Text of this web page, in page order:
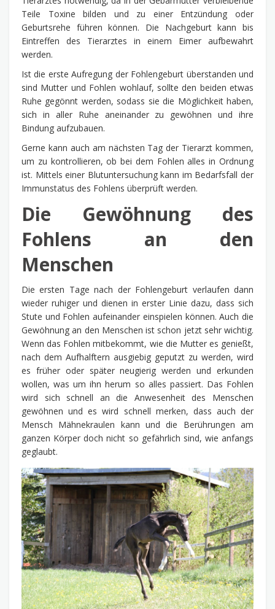
Teile Toxine bilden und zu einer Entzündung oder
Geburtsrehe führen können. Die Nachgeburt kann bis
Eintreffen des Tierarztes in einem Eimer aufbewahrt
werden.
Ist die erste Aufregung der Fohlengeburt überstanden und
sind Mutter und Fohlen wohlauf, sollte den beiden etwas
Ruhe gegönnt werden, sodass sie die Möglichkeit haben,
sich in aller Ruhe aneinander zu gewöhnen und ihre
Bindung aufzubauen.
Gerne kann auch am nächsten Tag der Tierarzt kommen,
um zu kontrollieren, ob bei dem Fohlen alles in Ordnung
ist. Mittels einer Blutuntersuchung kann im Bedarfsfall der
Immunstatus des Fohlens überprüft werden.
Die Gewöhnung des
Fohlens an den
Menschen
Die ersten Tage nach der Fohlengeburt verlaufen dann
wieder ruhiger und dienen in erster Linie dazu, dass sich
Stute und Fohlen aufeinander einspielen können. Auch die
Gewöhnung an den Menschen ist schon jetzt sehr wichtig.
Wenn das Fohlen mitbekommt, wie die Mutter es genießt,
nach dem Aufhalftern ausgiebig geputzt zu werden, wird
es früher oder später neugierig werden und erkunden
wollen, was um ihn herum so alles passiert. Das Fohlen
wird sich schnell an die Anwesenheit des Menschen
gewöhnen und es wird schnell merken, dass auch der
Mensch Mähnekraulen kann und die Berührungen am
ganzen Körper doch nicht so gefährlich sind, wie anfangs
geglaubt.